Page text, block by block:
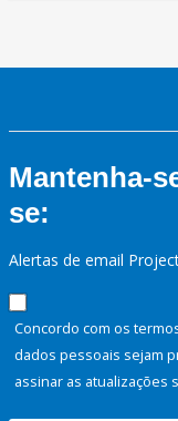
Mantenha-
se:
Alertas de email
Concordo com os
dados pessoais sejam
assinar as atualizações